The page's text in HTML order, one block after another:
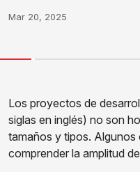
Mar 20, 2025
Los proyectos de
siglas en inglés) no son
tamaños y tipos. Algunos
comprender la amplitud